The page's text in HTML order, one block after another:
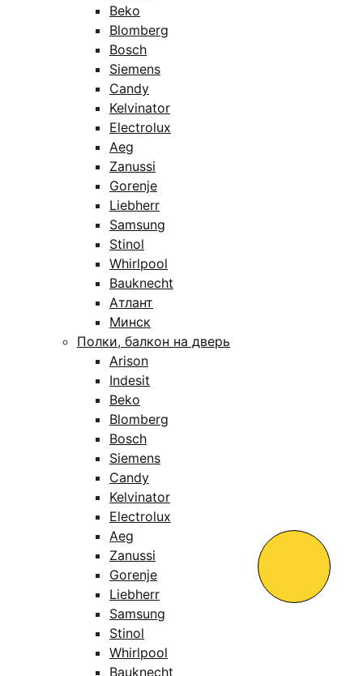
Beko
Blomberg
Bosch
Siemens
Candy
Kelvinator
Electrolux
Aeg
Zanussi
Gorenje
Liebherr
Samsung
Stinol
Whirlpool
Bauknecht
Атлант
Минск
Полки, балкон на дверь
Arison
Indesit
Beko
Blomberg
Bosch
Siemens
Candy
Kelvinator
Electrolux
Aeg
Zanussi
Gorenje
Liebherr
Samsung
Stinol
Whirlpool
Bauknecht